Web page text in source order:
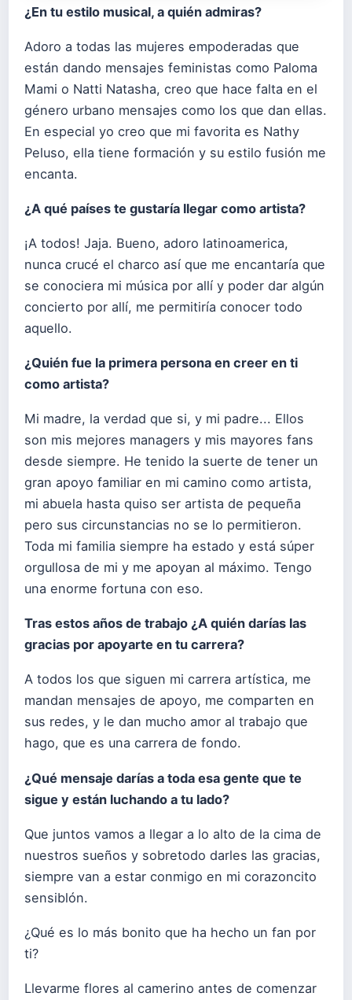
¿En tu estilo musical, a quién admiras?
Adoro a todas las mujeres empoderadas que
están dando mensajes feministas como Paloma
Mami o Natti Natasha, creo que hace falta en el
género urbano mensajes como los que dan ellas.
En especial yo creo que mi favorita es Nathy
Peluso, ella tiene formación y su estilo fusión me
encanta.
¿A qué países te gustaría llegar como artista?
¡A todos! Jaja. Bueno, adoro latinoamerica,
nunca crucé el charco así que me encantaría que
se conociera mi música por allí y poder dar algún
concierto por allí, me permitiría conocer todo
aquello.
¿Quién fue la primera persona en creer en ti
como artista?
Mi madre, la verdad que si, y mi padre... Ellos
son mis mejores managers y mis mayores fans
desde siempre. He tenido la suerte de tener un
gran apoyo familiar en mi camino como artista,
mi abuela hasta quiso ser artista de pequeña
pero sus circunstancias no se lo permitieron.
Toda mi familia siempre ha estado y está súper
orgullosa de mi y me apoyan al máximo. Tengo
una enorme fortuna con eso.
Tras estos años de trabajo ¿A quién darías las
gracias por apoyarte en tu carrera?
A todos los que siguen mi carrera artística, me
mandan mensajes de apoyo, me comparten en
sus redes, y le dan mucho amor al trabajo que
hago, que es una carrera de fondo.
¿Qué mensaje darías a toda esa gente que te
sigue y están luchando a tu lado?
Que juntos vamos a llegar a lo alto de la cima de
nuestros sueños y sobretodo darles las gracias,
siempre van a estar conmigo en mi corazoncito
sensiblón.
¿Qué es lo más bonito que ha hecho un fan por
ti?
Llevarme flores al camerino antes de comenzar